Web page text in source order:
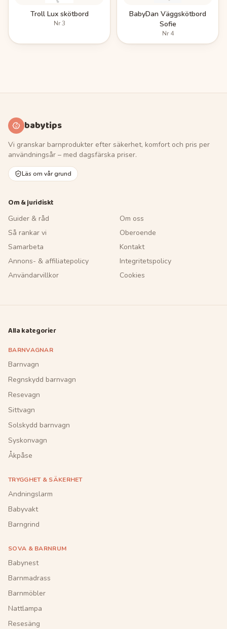
Troll Lux skötbord
Nr3
BabyDan Väggskötbord
Sofie
Nr4
babytips
Vi granskar barnprodukter efter säkerhet, komfort och pris per
användningsår – med dagsfärska priser.
Läs om vår grund
Om & juridiskt
Guider & råd
Om oss
Så rankar vi
Oberoende
Samarbeta
Kontakt
Annons- & affiliatepolicy
Integritetspolicy
Användarvillkor
Cookies
Alla kategorier
BARNVAGNAR
Barnvagn
Regnskydd barnvagn
Resevagn
Sittvagn
Solskydd barnvagn
Syskonvagn
Åkpåse
TRYGGHET & SÄKERHET
Andningslarm
Babyvakt
Barngrind
SOVA & BARNRUM
Babynest
Barnmadrass
Barnmöbler
Nattlampa
Resesäng